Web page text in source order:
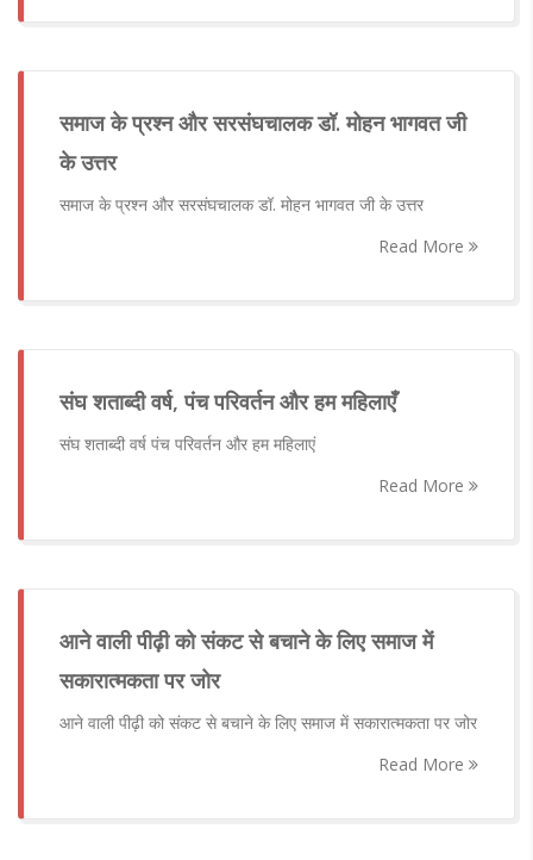
समाज के प्रश्न और सरसंघचालक डॉ. मोहन भागवत जी
के उत्तर
समाज के प्रश्न और सरसंघचालक डॉ. मोहन भागवत जी के उत्तर
Read More
संघ शताब्दी वर्ष, पंच परिवर्तन और हम महिलाएँ
संघ शताब्दी वर्ष पंच परिवर्तन और हम महिलाएं
Read More
आने वाली पीढ़ी को संकट से बचाने के लिए समाज में
सकारात्मकता पर जोर
आने वाली पीढ़ी को संकट से बचाने के लिए समाज में सकारात्मकता पर जोर
Read More